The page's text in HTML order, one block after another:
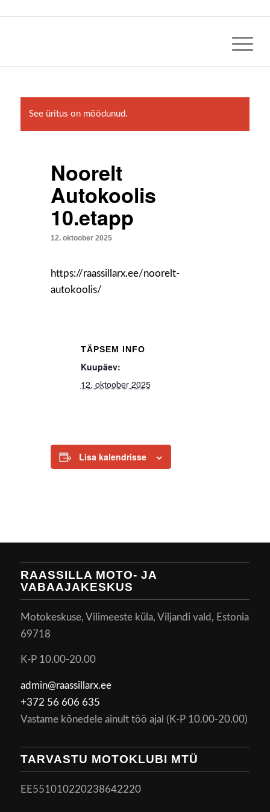
See üritus on möödunud.
Noorelt
Autokoolis
10.etapp
12. oktoober 2025
https://raassillarx.ee/noorelt-
autokoolis/
TÄPSEM INFO
Kuupäev:
12. oktoober 2025
Lisa kalendrisse
RAASSILLA MOTO- JA
VABAAJAKESKUS
Motokeskuse, Vilimeeste küla, Viljandi vald, Estonia
69718
K-P 10.00-20.00
admin@raassillarx.ee
+372 56 606 635
Vastame kõnedele ainult töö ajal (K-P 10.00-20.00)
TARVASTU MOTOKLUBI MTÜ
EE551010220238642220